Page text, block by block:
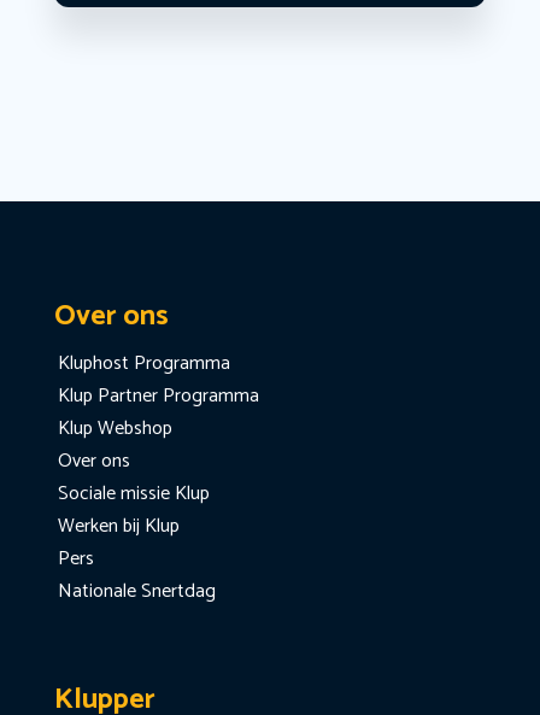
Over ons
Kluphost Programma
Klup Partner Programma
Klup Webshop
Over ons
Sociale missie Klup
Werken bij Klup
Pers
Nationale Snertdag
Klupper